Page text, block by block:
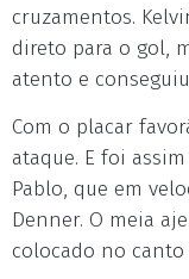
cruzamentos.
direto para o gol,
atento e
Com o placar
ataque. E foi
Pablo, que em
Denner. O meia
colocado no canto